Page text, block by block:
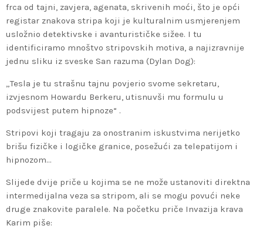
frca od tajni, zavjera, agenata, skrivenih moći, što je opći
registar znakova stripa koji je kulturalnim usmjerenjem
usložnio detektivske i avanturističke sižee. I tu
identificiramo mnoštvo stripovskih motiva, a najizravnije
jednu sliku iz sveske San razuma (Dylan Dog):
„Tesla je tu strašnu tajnu povjerio svome sekretaru,
izvjesnom Howardu Berkeru, utisnuvši mu formulu u
podsvijest putem hipnoze“ .
Stripovi koji tragaju za onostranim iskustvima nerijetko
brišu fizičke i logičke granice, posežući za telepatijom i
hipnozom…
Slijede dvije priče u kojima se ne može ustanoviti direktna
intermedijalna veza sa stripom, ali se mogu povući neke
druge znakovite paralele. Na početku priče Invazija krava
Karim piše: